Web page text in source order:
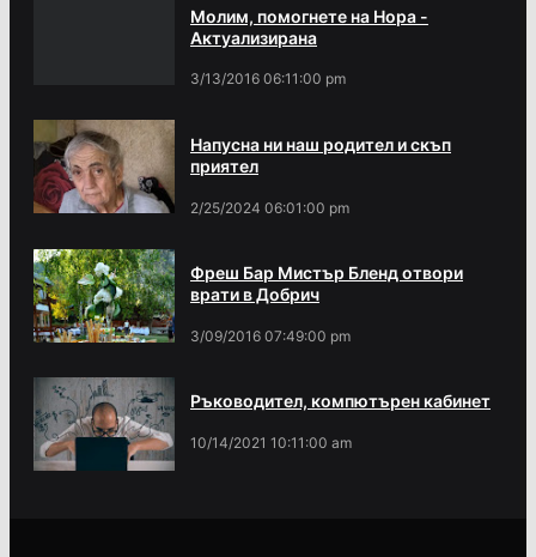
Молим, помогнете на Нора -
Актуализирана
3/13/2016 06:11:00 pm
Напусна ни наш родител и скъп
приятел
2/25/2024 06:01:00 pm
Фреш Бар Мистър Бленд отвори
врати в Добрич
3/09/2016 07:49:00 pm
Ръководител, компютърен кабинет
10/14/2021 10:11:00 am